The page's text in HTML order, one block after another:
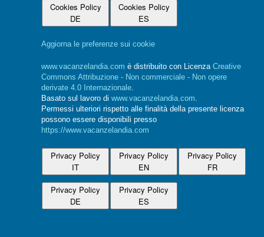
Cookies Policy
DE
Cookies Policy
ES
Aggiorna le preferenze sui cookie
www.vacanzelandia.com è distribuito con Licenza Creative
Commons Attribuzione - Non commerciale - Non opere
derivate 4.0 Internazionale.
Basato sul lavoro di www.vacanzelandia.com.
Permessi ulteriori rispetto alle finalità della presente licenza
possono essere disponibili presso
https://www.vacanzelandia.com
Privacy Policy
IT
Privacy Policy
EN
Privacy Policy
FR
Privacy Policy
DE
Privacy Policy
ES